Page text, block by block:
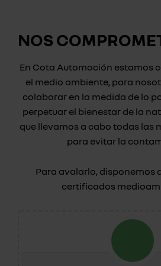
NOS
En Cota Automoción estamos
el medio ambiente, para
colaborar en la medida de lo
perpetuar el bienestar de la
que llevamos a cabo todas las
para evitar la
Para avalarlo, disponemos
certificados